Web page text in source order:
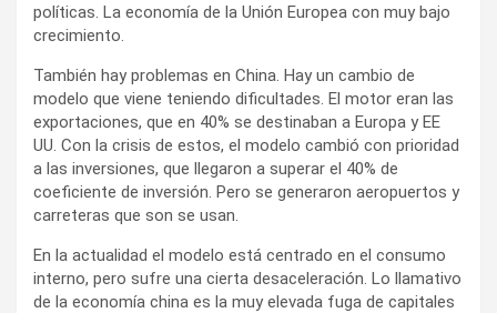
políticas. La economía de la Unión Europea con muy bajo
crecimiento.
También hay problemas en China. Hay un cambio de
modelo que viene teniendo dificultades. El motor eran las
exportaciones, que en 40% se destinaban a Europa y EE
UU. Con la crisis de estos, el modelo cambió con prioridad
a las inversiones, que llegaron a superar el 40% de
coeficiente de inversión. Pero se generaron aeropuertos y
carreteras que son se usan.
En la actualidad el modelo está centrado en el consumo
interno, pero sufre una cierta desaceleración. Lo llamativo
de la economía china es la muy elevada fuga de capitales